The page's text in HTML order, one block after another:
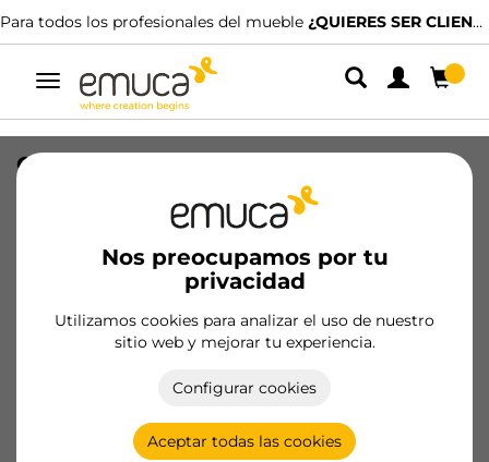
mueble¿QUIERES SER CLIENTE? Disponemos de distribuidores
Alternar
navegación
Nos preocupamos por tu
privacidad
Utilizamos cookies para analizar el uso de nuestro
sitio web y mejorar tu experiencia.
Configurar cookies
Aceptar todas las cookies
Guías T30M montaje al cajón con
máquina, longitud 350mm, C -
IZQUIERDA, Acero, Pintado negro
4394714/EAN 8432393263021
Productos esenciales
Ficha de producto